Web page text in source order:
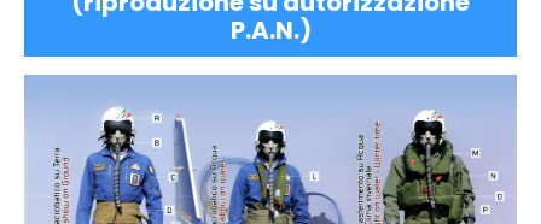
P.A.N.)